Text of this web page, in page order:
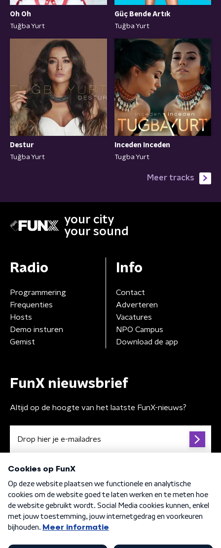
Oh Oh
Tuğba Yurt
Güç Bende Artık
Tuğba Yurt
Destur
Tuğba Yurt
Inceden Inceden
Tugba Yurt
Meer tracks
your city
your sound
Radio
Programmering
Frequenties
Hosts
Demo insturen
Gemist
Info
Contact
Adverteren
Vacatures
NPO Campus
Download de app
FunX nieuwsbrief
Altijd op de hoogte van het laatste FunX-nieuws?
Algemene voorwaarden Privacybeleid